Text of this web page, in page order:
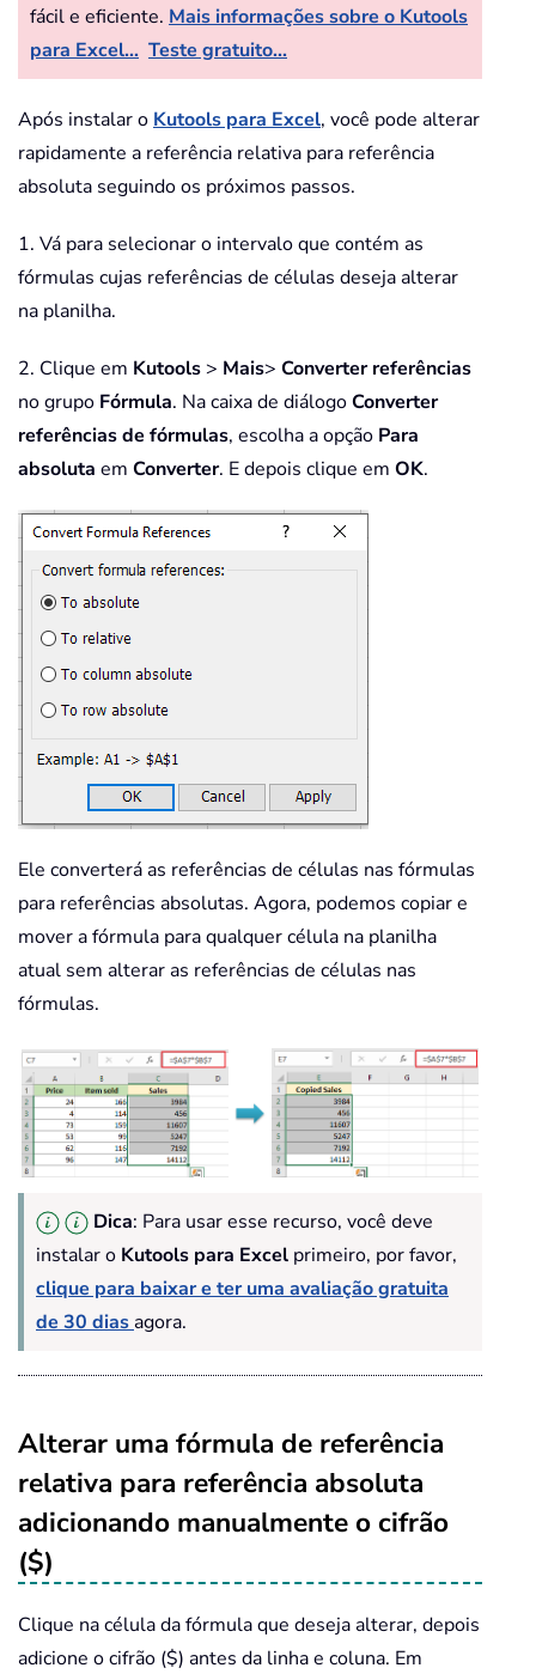
fácil e eficiente. Mais informações sobre o Kutools
para Excel... Teste gratuito...
Após instalar o Kutools para Excel, você pode alterar
rapidamente a referência relativa para referência
absoluta seguindo os próximos passos.
1. Vá para selecionar o intervalo que contém as
fórmulas cujas referências de células deseja alterar
na planilha.
2. Clique em Kutools > Mais> Converter referências
no grupo Fórmula. Na caixa de diálogoConverter
referências de fórmulas, escolha a opção Para
absoluta em Converter. E depois clique em OK.
Ele converterá as referências de células nas fórmulas
para referências absolutas. Agora, podemos copiar e
mover a fórmula para qualquer célula na planilha
atual sem alterar as referências de células nas
fórmulas.
Dica: Para usar esse recurso, você deve
instalar o Kutools para Excel primeiro, por favor,
clique para baixar e ter uma avaliação gratuita
de 30 diasagora.
Alterar uma fórmula de referência
relativa para referência absoluta
adicionando manualmente o cifrão
($)
Clique na célula da fórmula que deseja alterar, depois
adicione o cifrão ($) antes da linha e coluna. Em